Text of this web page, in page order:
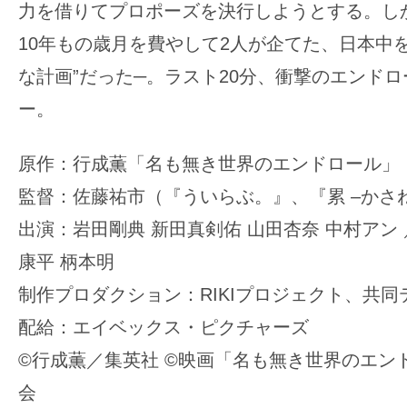
力を借りてプロポーズを決行しようとする。し
10年もの歳月を費やして2人が企てた、日本中
な計画”だった─。ラスト20分、衝撃のエンド
ー。
原作：行成薫「名も無き世界のエンドロール」
監督：佐藤祐市（『ういらぶ。』、『累 –かさ
出演：岩田剛典 新田真剣佑 山田杏奈 中村アン
康平 柄本明
制作プロダクション：RIKIプロジェクト、共同
配給：エイベックス・ピクチャーズ
©️行成薫／集英社 ©️映画「名も無き世界のエン
会